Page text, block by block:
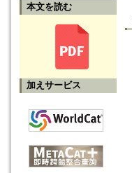
本文を読む
加えサービス